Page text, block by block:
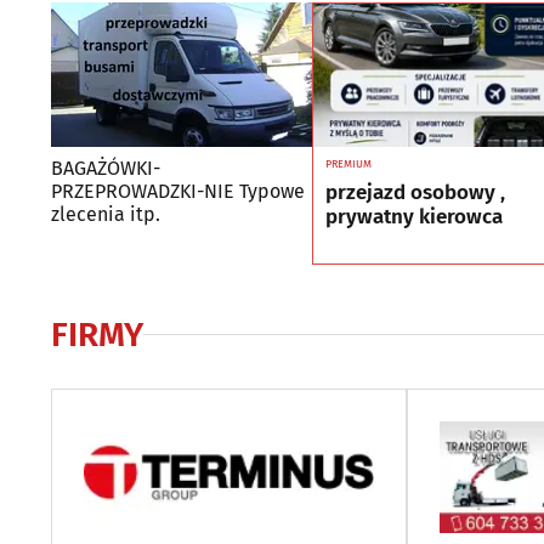
BAGAŻÓWKI-
PRZEPROWADZKI-NIE Typowe
zlecenia itp.
PREMIUM
przejazd osobowy ,
prywatny kierowca
FIRMY